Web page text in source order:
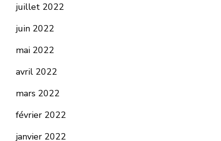
juillet 2022
juin 2022
mai 2022
avril 2022
mars 2022
février 2022
janvier 2022